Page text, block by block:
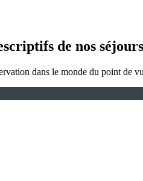
de nos séjours
dans le monde du point